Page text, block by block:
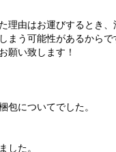
理由はお運びするとき
まう可能性があるから
願い致します！
包についてでした。
した。